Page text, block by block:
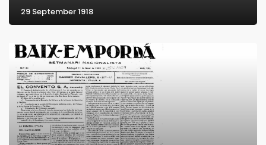
29 September 1918